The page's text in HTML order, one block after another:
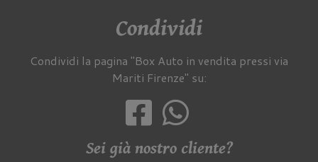
Condividi
Condividi la pagina "Box Auto in vendita pressi via
Mariti Firenze" su:
Sei già nostro cliente?